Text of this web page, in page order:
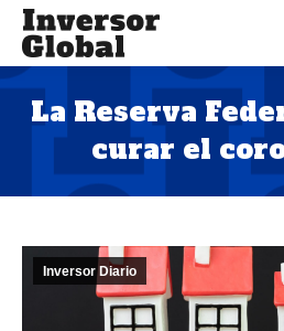
La Reserva
curar el
Inversor Diario